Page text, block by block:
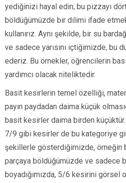
yediğinizi hayal edin; bu pizzayı
böldüğümüzde bir dilimi ifade
kullanırız. Aynı şekilde, bir su
ve sadece yarısını içtiğimizde, bu
ederiz. Bu örnekler, öğrencilerin
yardımcı olacak niteliktedir.
Basit kesirlerin temel özelliği,
payın paydadan daima küçük
basit kesirler daima birden
7/9 gibi kesirler de bu kategoriye
şekillerle gösterdiğimizde, örneğin
parçaya böldüğümüzde ve sadece
boyadığımızda, 5/6 kesirini görsel